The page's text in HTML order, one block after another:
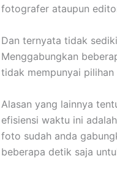
fotografer ataupun
Dan ternyata tidak
Menggabungkan
tidak mempunyai
Alasan yang lainnya
efisiensi waktu ini
foto sudah anda
beberapa detik saja